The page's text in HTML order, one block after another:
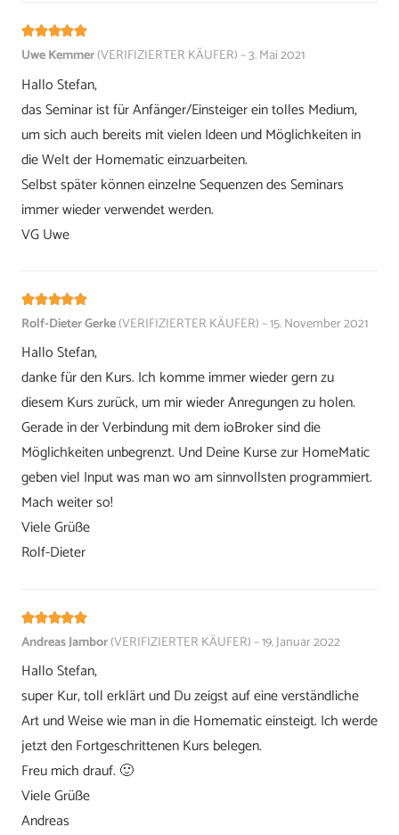
Bewertet mit5von 5
Uwe Kemmer(VERIFIZIERTER KÄUFER)–3. Mai 2021
Hallo Stefan,
das Seminar ist für Anfänger/Einsteiger ein tolles Medium,
um sich auch bereits mit vielen Ideen und Möglichkeiten in
die Welt der Homematic einzuarbeiten.
Selbst später können einzelne Sequenzen des Seminars
immer wieder verwendet werden.
VG Uwe
Bewertet mit von 5
Rolf-Dieter Gerke(VERIFIZIERTER KÄUFER)–15. November 2021
Hallo Stefan,
danke für den Kurs. Ich komme immer wieder gern zu
diesem Kurs zurück, um mir wieder Anregungen zu holen.
Gerade in der Verbindung mit dem ioBroker sind die
Möglichkeiten unbegrenzt. Und Deine Kurse zur HomeMatic
geben viel Input was man wo am sinnvollsten programmiert.
Mach weiter so!
Viele Grüße
Rolf-Dieter
Bewertet mit 5von 5
Andreas Jambor(VERIFIZIERTER KÄUFER)–19. Januar 2022
Hallo Stefan,
super Kur, toll erklärt und Du zeigst auf eine verständliche
Art und Weise wie man in die Homematic einsteigt. Ich werde
jetzt den Fortgeschrittenen Kurs belegen.
Freu mich drauf. 🙂
Viele Grüße
Andreas